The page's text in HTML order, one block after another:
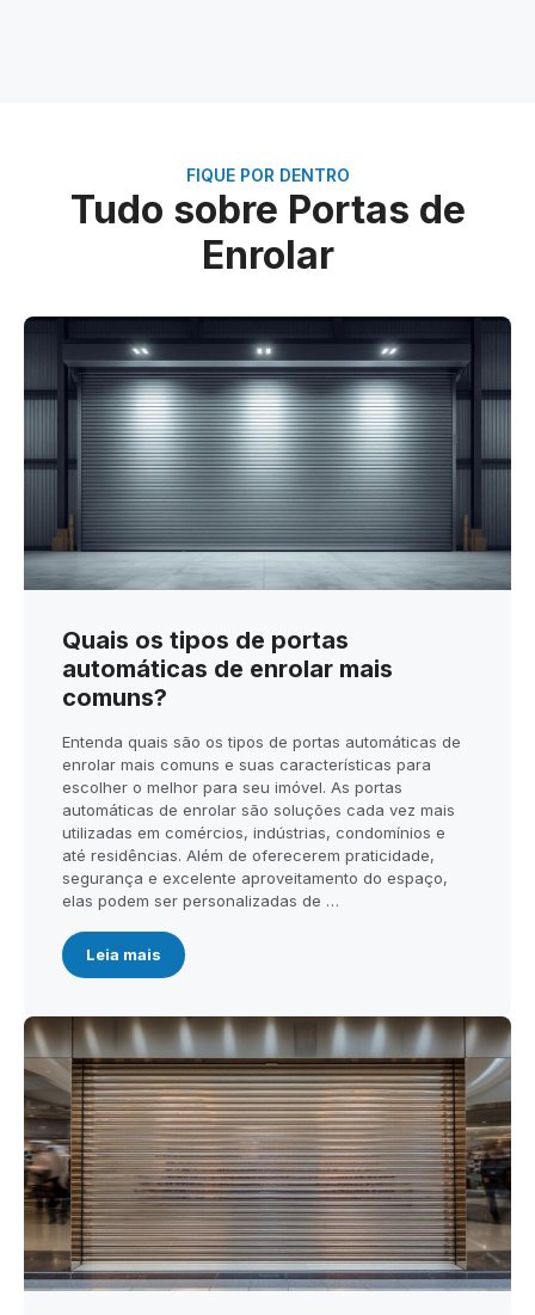
FIQUE POR DENTRO
Tudo sobre Portas de
Enrolar
Quais os tipos de portas
automáticas de enrolar mais
comuns?
Entenda quais são os tipos de portas automáticas de
enrolar mais comuns e suas características para
escolher o melhor para seu imóvel. As portas
automáticas de enrolar são soluções cada vez mais
utilizadas em comércios, indústrias, condomínios e
até residências. Além de oferecerem praticidade,
segurança e excelente aproveitamento do espaço,
elas podem ser personalizadas de …
Leia mais